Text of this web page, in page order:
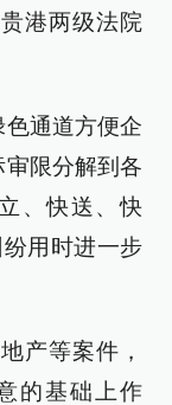
港两级法院
色通道方便企
审限分解到各
、快送、快
用时进一步
产等案件，
的基础上作